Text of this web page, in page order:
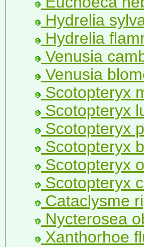
Hydrelia
Hydrelia
Venusia
Venusia
Scotopteryx
Scotopteryx
Scotopteryx
Scotopteryx
Scotopteryx
Scotopteryx
Cataclysme
Nycterosea
Xanthorhoe